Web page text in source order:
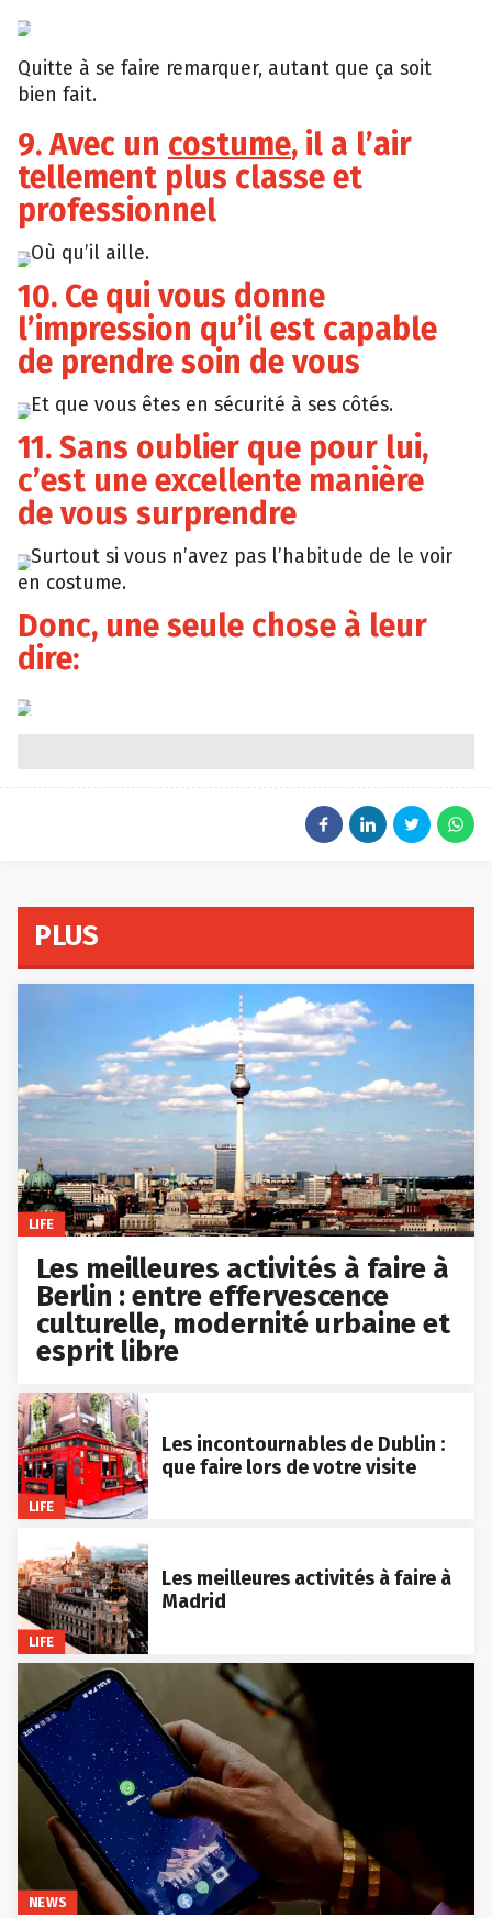
Tumblr
Quitte à se faire remarquer, autant que ça soit
bien fait.
9. Avec un costume, il a l’air
tellement plus classe et
professionnel
Tumblr
Où qu’il aille.
10. Ce qui vous donne
l’impression qu’il est capable
de prendre soin de vous
Tumblr
Et que vous êtes en sécurité à ses côtés.
11. Sans oublier que pour lui,
c’est une excellente manière
de vous surprendre
Surtout si vous n’avez pas l’habitude de le voir
en costume.
Donc, une seule chose à leur
dire:
MemeGenerator
PLUS
LIFE
Les meilleures activités à faire à
Berlin : entre effervescence
culturelle, modernité urbaine et
esprit libre
LIFE
Les incontournables de Dublin :
que faire lors de votre visite
LIFE
Les meilleures activités à faire à
Madrid
NEWS